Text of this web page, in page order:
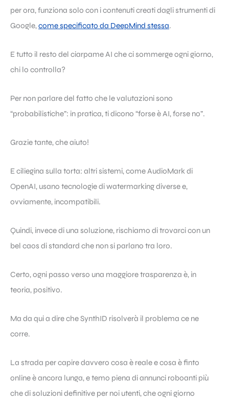
per ora, funziona solo con i contenuti creati dagli strumenti di
Google,come specificato da DeepMind stessa.
E tutto il resto del ciarpame AI che ci sommerge ogni giorno,
chi lo controlla?
Per non parlare del fatto che le valutazioni sono
“probabilistiche”: in pratica, ti dicono “forse è AI, forse no”.
Grazie tante, che aiuto!
E ciliegina sulla torta: altri sistemi, come AudioMark di
OpenAI, usano tecnologie di watermarking diverse e,
ovviamente, incompatibili.
Quindi, invece di una soluzione, rischiamo di trovarci con un
bel caos di standard che non si parlano tra loro.
Certo, ogni passo verso una maggiore trasparenza è, in
teoria, positivo.
Ma da qui a dire che SynthID risolverà il problema ce ne
corre.
La strada per capire davvero cosa è reale e cosa è finto
online è ancora lunga, e temo piena di annunci roboanti più
che di soluzioni definitive per noi utenti, che ogni giorno